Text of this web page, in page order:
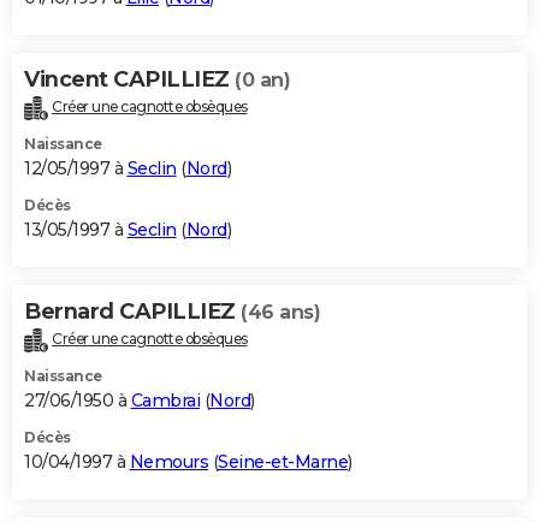
Vincent CAPILLIEZ (0 an)
Créer une cagnotte obsèques
Naissance
12/05/1997 à Seclin (Nord)
Décès
13/05/1997 à Seclin (Nord)
Bernard CAPILLIEZ (46 ans)
Créer une cagnotte obsèques
Naissance
27/06/1950 à Cambrai (Nord)
Décès
10/04/1997 à Nemours (Seine-et-Marne)